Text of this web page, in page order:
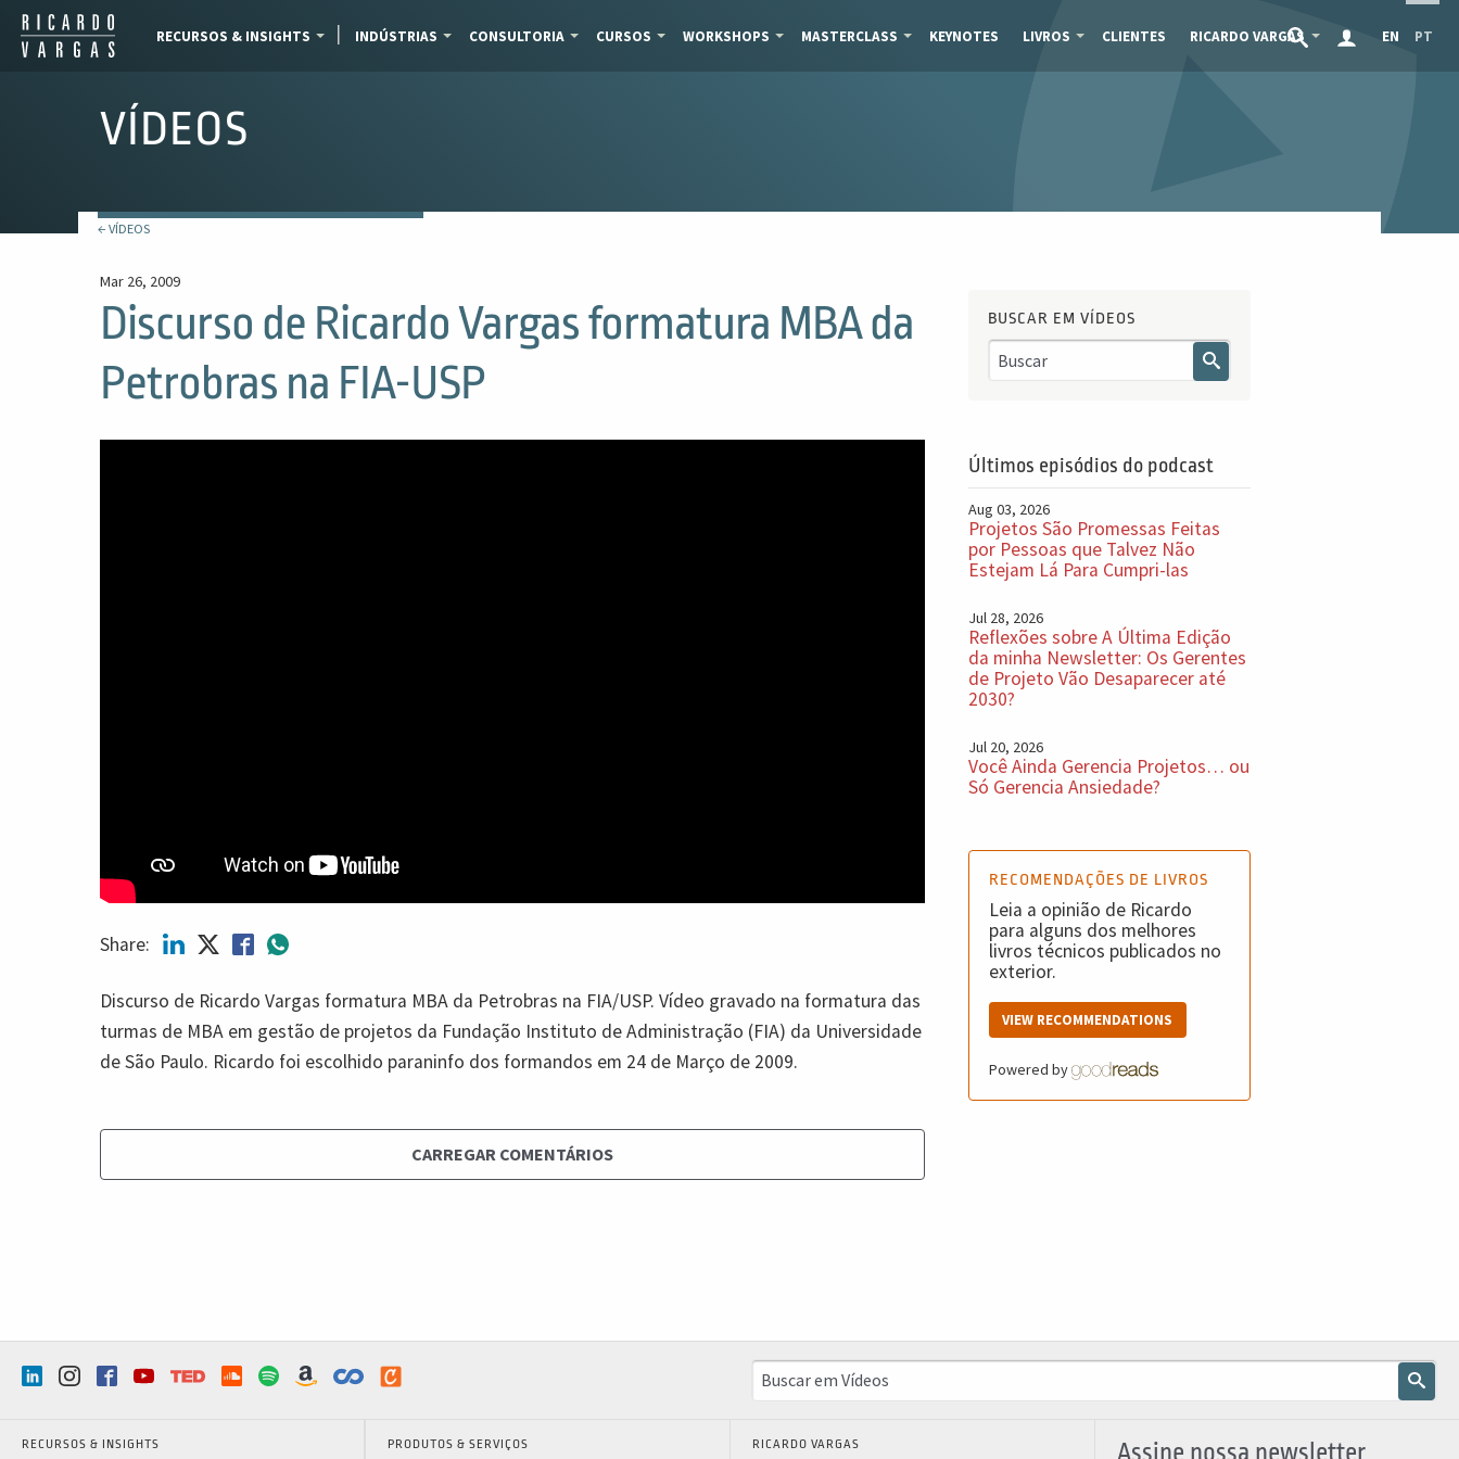
RECURSOS & INSIGHTS INDÚSTRIAS CONSULTORIA CURSOS WORKSHOPS MASTERCLASS KEYNOTES LIVROS CLIENTES RICARDO VARGAS EN PT
VÍDEOS
← VÍDEOS
Mar 26, 2009
Discurso de Ricardo Vargas formatura MBA da
Petrobras na FIA-USP
Share:
Discurso de Ricardo Vargas formatura MBA da Petrobras na FIA/USP. Vídeo gravado na formatura das
turmas de MBA em gestão de projetos da Fundação Instituto de Administração (FIA) da Universidade
de São Paulo. Ricardo foi escolhido paraninfo dos formandos em 24 de Março de 2009.
CARREGAR COMENTÁRIOS
BUSCAR EM VÍDEOS
Últimos episódios do podcast
Aug 03, 2026
Projetos São Promessas Feitas
por Pessoas que Talvez Não
Estejam Lá Para Cumpri-las
Jul 28, 2026
Reflexões sobre A Última Edição
da minha Newsletter: Os Gerentes
de Projeto Vão Desaparecer até
2030?
Jul 20, 2026
Você Ainda Gerencia Projetos… ou
Só Gerencia Ansiedade?
RECOMENDAÇÕES DE LIVROS
Leia a opinião de Ricardo
para alguns dos melhores
livros técnicos publicados no
exterior.
VIEW RECOMMENDATIONS
Powered by
RECURSOS & INSIGHTS PRODUTOS & SERVIÇOS RICARDO VARGAS Assine nossa newsletter